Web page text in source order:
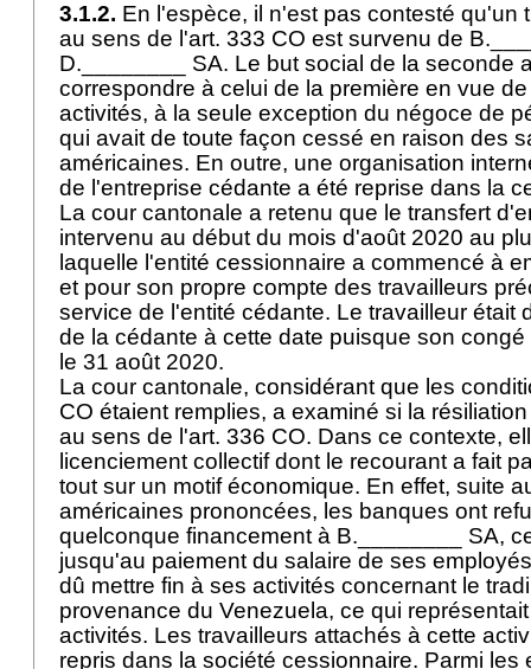
3.1.2. En l'espèce, il n'est pas contesté qu'un
au sens de l'art. 333 CO est survenu de
D.________ SA. Le but social de la seconde
correspondre à celui de la première en vue
activités, à la seule exception du négoce de
qui avait de toute façon cessé en raison des
américaines. En outre, une organisation
de l'entreprise cédante a été reprise dans la
La cour cantonale a retenu que le transfert
intervenu au début du mois d'août 2020 au
laquelle l'entité cessionnaire a commencé à
et pour son propre compte des travailleurs
service de l'entité cédante. Le travailleur était
de la cédante à cette date puisque son
le 31 août 2020.
La cour cantonale, considérant que les
CO étaient remplies, a examiné si la
au sens de l'art. 336 CO. Dans ce contexte,
licenciement collectif dont le recourant a fait
tout sur un motif économique. En effet, suite
américaines prononcées, les banques ont
quelconque financement à B.________ SA,
jusqu'au paiement du salaire de ses
dû mettre fin à ses activités concernant le
provenance du Venezuela, ce qui
activités. Les travailleurs attachés à cette
repris dans la société cessionnaire. Parmi les